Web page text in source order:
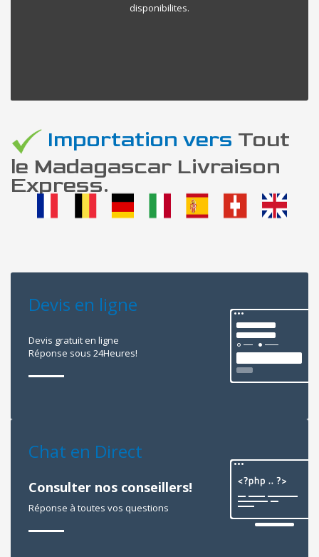
disponibilites.
Importation vers Tout
le Madagascar Livraison
Express.
Devis en ligne
Devis gratuit en ligne
Réponse sous 24Heures!
Chat en Direct
Consulter nos conseillers!
Réponse à toutes vos questions